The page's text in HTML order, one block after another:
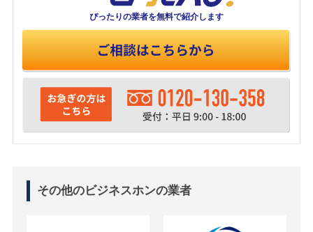
ぴったりの業者を無料で紹介します
その他のビジネスホンの業者